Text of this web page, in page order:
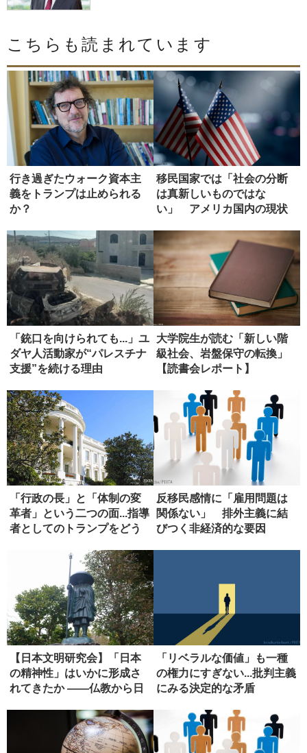
こちらも読まれています
行き過ぎたウォーク資本主
義をトランプは止められる
か？
移民国家では「社会の分断
は真新しいものではな
い」 アメリカ国内の現状
「銃口を向けられても...」ユ
ダヤ人活動家が“パレスチナ
支援”を続ける理由
大学院生が読む「新しい階
級社会、岩盤保守の転換」
【読書会レポート】
「行政の長」と「体制の変
革者」という二つの面...指導
者としてのトランプをどう
反移民感情に「雇用問題は
関係ない」 排外主義に結
びつく非経済的な要因
【日本文明研究会】「日本
の精神性」はいかに形成さ
れてきたか ――仏教から日
「リベラルな価値」も一種
の権力にすぎない...批判主義
にみる決定的な矛盾